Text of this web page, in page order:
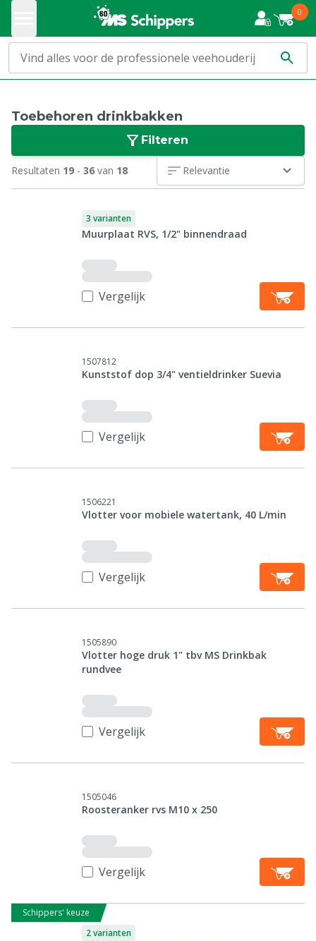
0
Toebehoren drinkbakken
Filteren
Resultaten 19 - 36 van 18 Relevantie
3 varianten
Muurplaat RVS, 1/2" binnendraad
Vergelijk
1507812
Kunststof dop 3/4" ventieldrinker Suevia
Vergelijk
1506221
Vlotter voor mobiele watertank, 40 L/min
Vergelijk
1505890
Vlotter hoge druk 1" tbv MS Drinkbak
rundvee
Vergelijk
1505046
Roosteranker rvs M10 x 250
Vergelijk
Schippers' keuze
2 varianten